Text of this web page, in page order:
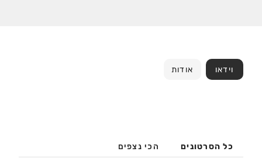
וידאו אודות
כל הסרטונים הכי נצפים